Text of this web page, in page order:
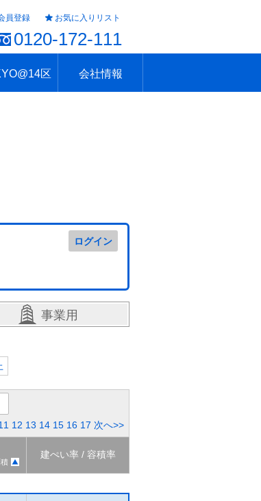
員登録 お気に入りリスト
0120-172-111
区 会社情報
ログイン
事業用
12 13 14 15 16 17 次へ>>
建ぺい率 / 容積率